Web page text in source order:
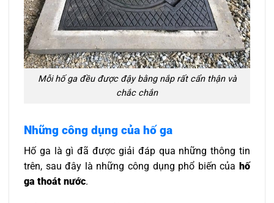
Mỗi hố ga đều được đậy bằng nắp rất cẩn thận và
chắc chắn
Những công dụng của hố ga
Hố ga là gì đã được giải đáp qua những thông tin
trên, sau đây là những công dụng phổ biến của hố
ga thoát nước.